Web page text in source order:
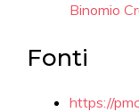
Binomio
Fonti
https://